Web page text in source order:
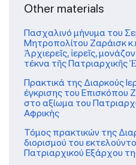
Other materials
Πασχαλινό μήνυμα του
Μητροπολίτου Ζαράισκ
Ἀρχιερεῖς, ἱερεῖς,
τέκνα τῆς Πατριαρχικῆς
Πρακτικά της Διαρκούς
έγκρισης του Επισκόπου
στο αξίωμα του
Αφρικής
Τόμος πρακτικών της
διορισμού του
Πατριαρχικού Εξάρχου